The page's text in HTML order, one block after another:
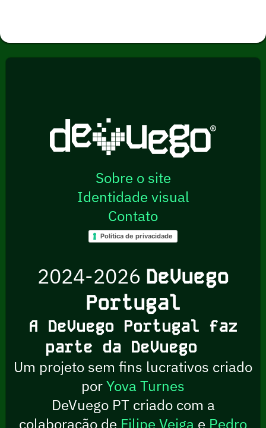
Sobre o site
Identidade visual
Contato
Política de privacidade
2024-2026 DeVuego
Portugal
A DeVuego Portugal faz
parte da DeVuego
Um projeto sem fins lucrativos criado
porYova Turnes
DeVuego PT criado com a
colaboração de Filipe Veiga e Pedro